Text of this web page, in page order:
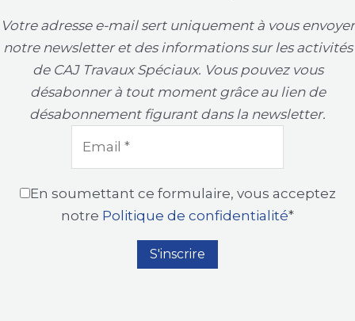
Votre adresse e-mail sert uniquement à vous envoyer
notre newsletter et des informations sur les activités
de CAJ Travaux Spéciaux. Vous pouvez vous
désabonner à tout moment grâce au lien de
désabonnement figurant dans la newsletter.
En soumettant ce formulaire, vous acceptez
notre Politique de confidentialité*